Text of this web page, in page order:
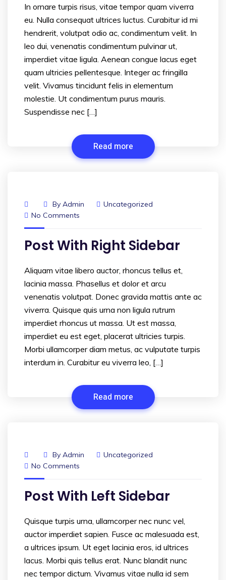
In ornare turpis risus, vitae tempor quam viverra
eu. Nulla consequat ultrices luctus. Curabitur id mi
hendrerit, volutpat odio ac, condimentum velit. In
leo dui, venenatis condimentum pulvinar ut,
imperdiet vitae ligula. Aenean congue lacus eget
quam ultricies pellentesque. Integer ac fringilla
velit. Vivamus tincidunt felis in elementum
molestie. Ut condimentum purus mauris.
Suspendisse nec […]
Read more
By Admin
Uncategorized
No Comments
Post With Right Sidebar
Aliquam vitae libero auctor, rhoncus tellus et,
lacinia massa. Phasellus et dolor et arcu
venenatis volutpat. Donec gravida mattis ante ac
viverra. Quisque quis urna non ligula rutrum
imperdiet rhoncus ut massa. Ut est massa,
imperdiet eu est eget, placerat ultricies turpis.
Morbi ullamcorper diam metus, ac vulputate turpis
interdum in. Curabitur eu viverra leo, […]
Read more
By Admin
Uncategorized
No Comments
Post With Left Sidebar
Quisque turpis urna, ullamcorper nec nunc vel,
auctor imperdiet sapien. Fusce ac malesuada est,
a ultrices ipsum. Ut eget lacinia eros, id ultrices
lacus. Morbi quis tellus erat. Nunc blandit nunc
nec tempor dictum. Vivamus vitae nulla id sem